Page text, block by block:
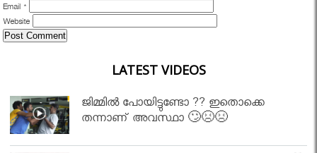
Email *
Website
LATEST VIDEOS
ജിമ്മിൽ പോയിട്ടുണ്ടോ ?? ഇതൊക്കെ
തന്നാണ് അവസ്ഥാ 🙄😣😣